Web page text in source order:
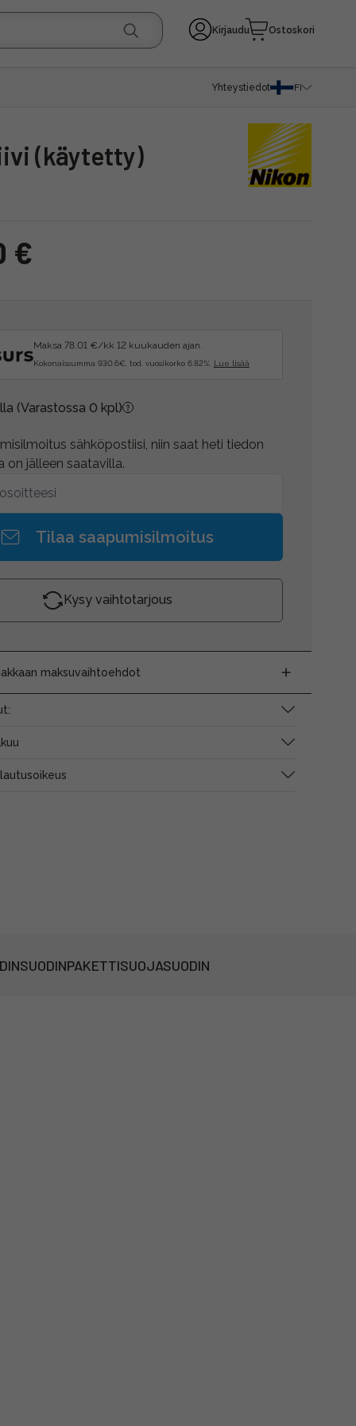
Kirjaudu Ostoskori
Yhteystiedot FI
(käytetty)
€
Maksa 78.01 €/kk 12 kuukauden ajan.
Kokonaissumma 930.6€, tod. vuosikorko 6.82%. Lue lisää
(Varastossa 0 kpl)
sähköpostiisi, niin saat heti tiedon
on jälleen saatavilla.
Tilaa saapumisilmoitus
Kysy vaihtotarjous
maksuvaihtoehdot
SUODINPAKETTISUOJASUODIN